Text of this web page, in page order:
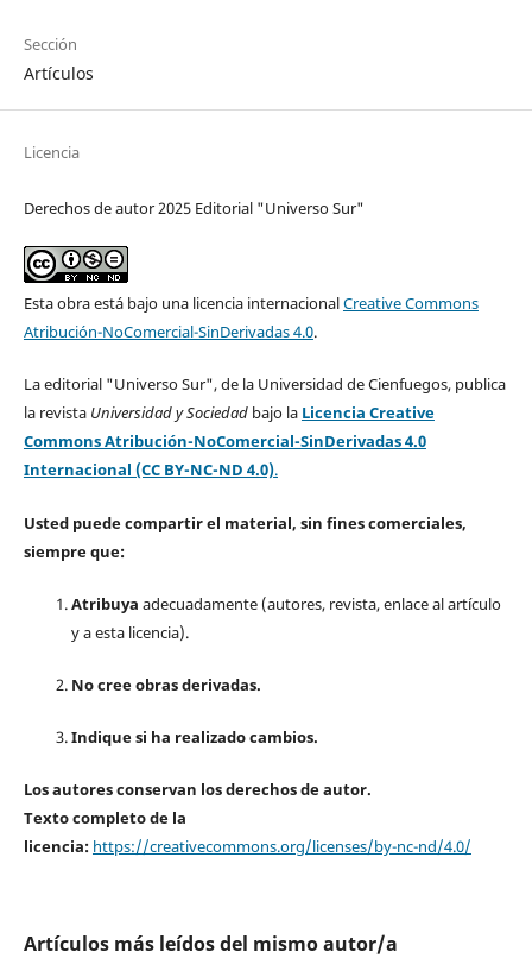
Sección
Artículos
Licencia
Derechos de autor 2025 Editorial "Universo Sur"
Esta obra está bajo una licencia internacionalCreative Commons
Atribución-NoComercial-SinDerivadas 4.0.
La editorial "Universo Sur", de la Universidad de Cienfuegos, publica
la revista Universidad y Sociedad bajo la Licencia Creative
Commons Atribución-NoComercial-SinDerivadas 4.0
Internacional (CC BY-NC-ND 4.0).
Usted puede compartir el material, sin fines comerciales,
siempre que:
Atribuya adecuadamente (autores, revista, enlace al artículo
y a esta licencia).
No cree obras derivadas.
Indique si ha realizado cambios.
Los autores conservan los derechos de autor.
Texto completo de la
licencia: https://creativecommons.org/licenses/by-nc-nd/4.0/
Artículos más leídos del mismo autor/a